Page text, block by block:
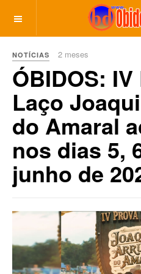
NOTÍCIAS 2 meses
ÓBIDOS:
Laço
do Amaral
nos dias 5,
junho de